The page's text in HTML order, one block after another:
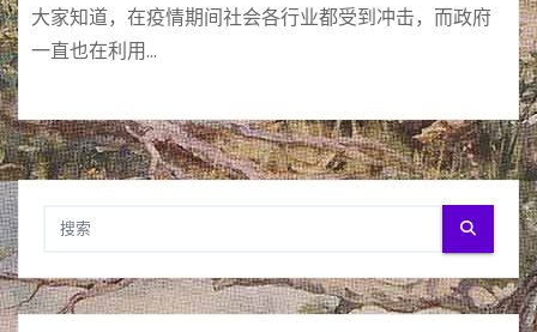
大家知道，在疫情期间社会各行业都受到冲击，而政府
一直也在利用…